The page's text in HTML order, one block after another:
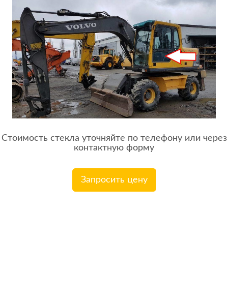
Стоимость стекла уточняйте по телефону или через
контактную форму
Запросить цену